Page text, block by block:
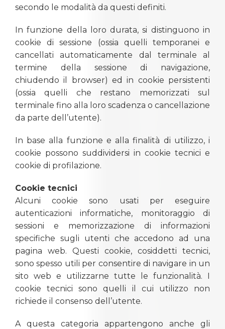
secondo le modalità da questi definiti.
In funzione della loro durata, si distinguono in
cookie di sessione (ossia quelli temporanei e
cancellati automaticamente dal terminale al
termine della sessione di navigazione,
chiudendo il browser) ed in cookie persistenti
(ossia quelli che restano memorizzati sul
terminale fino alla loro scadenza o cancellazione
da parte dell’utente).
In base alla funzione e alla finalità di utilizzo, i
cookie possono suddividersi in cookie tecnici e
cookie di profilazione.
Cookie tecnici
Alcuni cookie sono usati per eseguire
autenticazioni informatiche, monitoraggio di
sessioni e memorizzazione di informazioni
specifiche sugli utenti che accedono ad una
pagina web. Questi cookie, cosiddetti tecnici,
sono spesso utili per consentire di navigare in un
sito web e utilizzarne tutte le funzionalità. I
cookie tecnici sono quelli il cui utilizzo non
richiede il consenso dell’utente.
A questa categoria appartengono anche gli